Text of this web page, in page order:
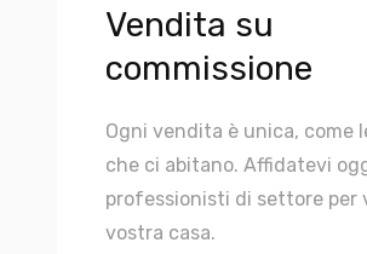
Vendita su
commissione
Ogni vendita è unica, come
che ci abitano. Affidatevi
professionisti di settore per
vostra casa.